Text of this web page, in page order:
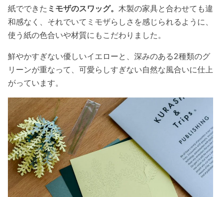
紙でできた ミモザのスワッグ。 木製の家具と合わせても違
和感なく、それでいてミモザらしさを感じられるように、
使う紙の色合いや材質にもこだわりました。
鮮やかすぎない優しいイエローと、深みのある2種類のグ
リーンが重なって、可愛らしすぎない自然な風合いに仕上
がっています。